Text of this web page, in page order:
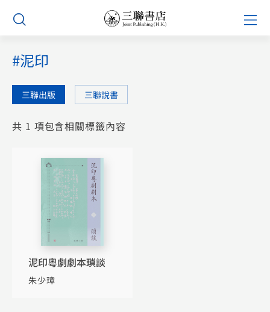
Skip
content
#泥印
三聯出版 三聯說書
共 1 項包含相關標籤內容
泥印粵劇劇本瑣談
朱少璋